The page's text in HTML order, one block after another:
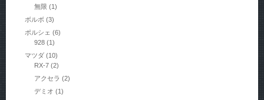
無限 (1)
ボルボ (3)
ポルシェ (6)
928 (1)
マツダ(10)
RX-7 (2)
アクセラ (2)
デミオ (1)